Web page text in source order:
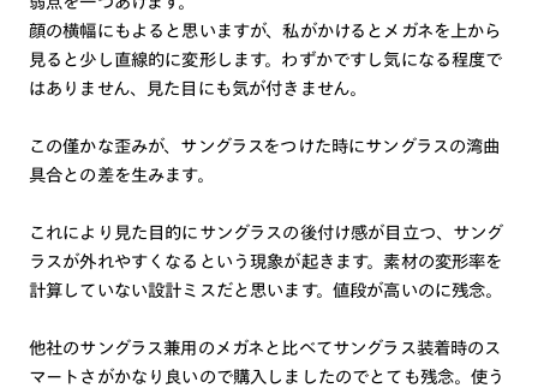
顔の横幅にもよると思いますが、私がかけるとメガネを上から
見ると少し直線的に変形します。わずかですし気になる程度で
はありません、見た目にも気が付きません。
この僅かな歪みが、サングラスをつけた時にサングラスの湾曲
具合との差を生みます。
これにより見た目的にサングラスの後付け感が目立つ、サング
ラスが外れやすくなるという現象が起きます。素材の変形率を
計算していない設計ミスだと思います。値段が高いのに残念。
他社のサングラス兼用のメガネと比べてサングラス装着時のス
マートさがかなり良いので購入しましたのでとても残念。使う